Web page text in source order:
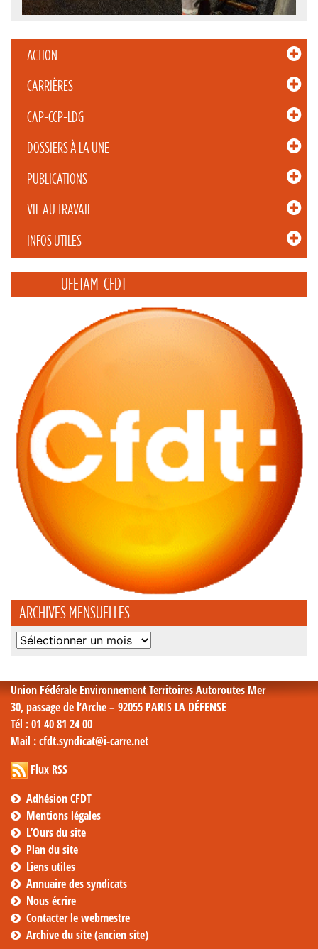
ACTION
CARRIÈRES
CAP-CCP-LDG
DOSSIERS À LA UNE
PUBLICATIONS
VIE AU TRAVAIL
INFOS UTILES
_____ UFETAM-CFDT
ARCHIVES MENSUELLES
Archives
Union Fédérale Environnement Territoires Autoroutes Mer
30, passage de l’Arche – 92055 PARIS LA DÉFENSE
Tél : 01 40 81 24 00
Mail : cfdt.syndicat@i-carre.net
Flux RSS
Adhésion CFDT
Mentions légales
L’Ours du site
Plan du site
Liens utiles
Annuaire des syndicats
Nous écrire
Contacter le webmestre
Archive du site (ancien site)